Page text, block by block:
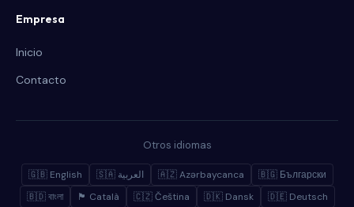
Empresa
Inicio
Contacto
Otros idiomas
🇬🇧 English 🇸🇦 العربية 🇦🇿 Azərbaycanca
🇧🇬 Български
🇧🇩 বাংলা
🏴 Català 🇨🇿 Čeština 🇩🇰 Dansk
🇩🇪 Deutsch